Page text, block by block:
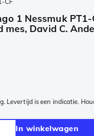
CF
1 Nessmuk
mes, David C.
Levertijd is een indicatie.
In winkelwagen